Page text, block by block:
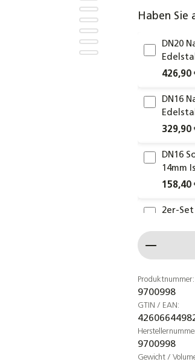
Haben Sie
DN20
426,90
DN16
329,90
DN16
14mm
158,40
2er-
7,60 €
3tlg.
24,40 €
Produktnummer:
9700998
GTIN / EAN:
9700998
Gewicht /